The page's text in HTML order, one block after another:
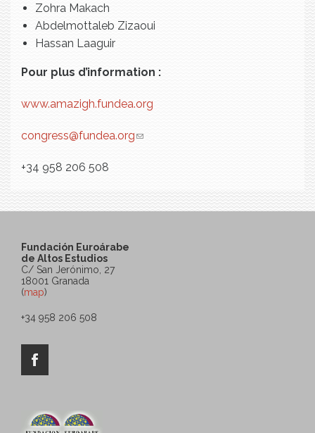
Zohra Makach
Abdelmottaleb Zizaoui
Hassan Laaguir
Pour plus d’information :
www.amazigh.fundea.org
congress@fundea.org(link sends e-mail)
+34 958 206 508
Fundación Euroárabe
de Altos Estudios
C/ San Jerónimo, 27
18001 Granada
(map)
+34 958 206 508